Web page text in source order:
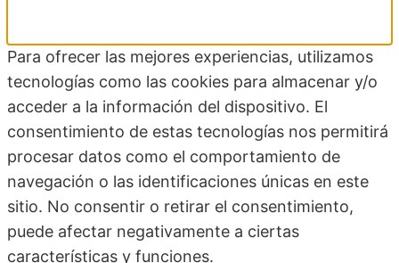
Para ofrecer las mejores experiencias, utilizamos
tecnologías como las cookies para almacenar y/o
acceder a la información del dispositivo. El
consentimiento de estas tecnologías nos permitirá
procesar datos como el comportamiento de
navegación o las identificaciones únicas en este
sitio. No consentir o retirar el consentimiento,
puede afectar negativamente a ciertas
características y funciones.